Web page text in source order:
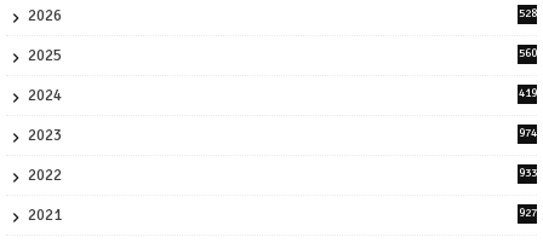
2026
528
2025
560
2024
419
2023
974
2022
933
2021
927